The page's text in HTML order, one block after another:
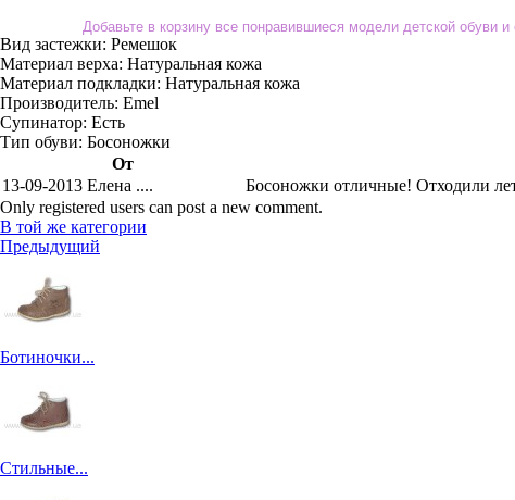
Добавьте в корзину все понравившиеся модели детской
Вид застежки: Ремешок
Материал верха: Натуральная кожа
Материал подкладки: Натуральная кожа
Производитель: Emel
Супинатор: Есть
Тип обуви: Босоножки
От
13-09-2013 Елена ....
Босоножки отличные! Отходили
Only registered users can post a new comment.
В той же категории
Предыдущий
Ботиночки...
Стильные...